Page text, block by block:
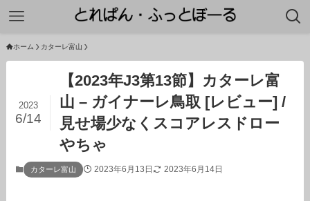
ホーム カターレ富山
【2023年J3第13節】カターレ富
山 – ガイナーレ鳥取 [レビュー] /
見せ場少なくスコアレスドロー
やちゃ
2023
6/14
カターレ富山 2023年6月13日 2023年6月14日